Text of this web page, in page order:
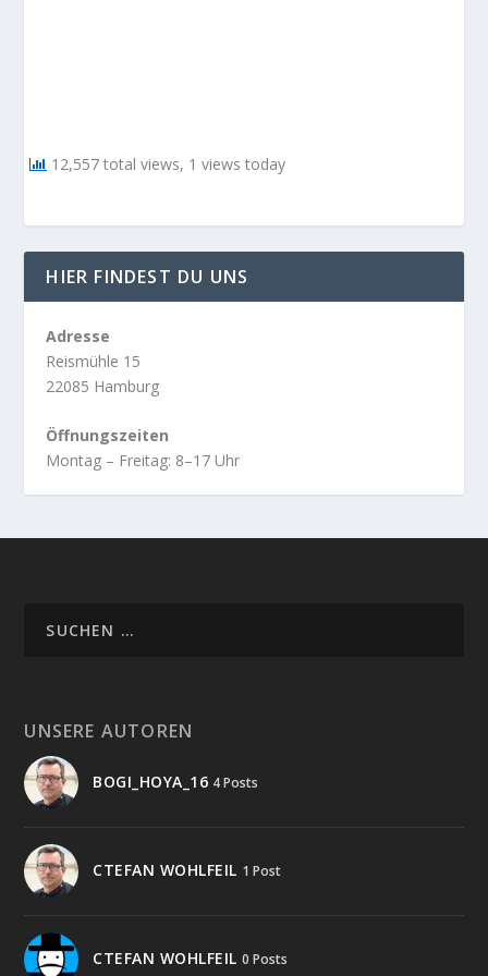
12,557 total views, 1 views today
HIER FINDEST DU UNS
Adresse
Reismühle 15
22085 Hamburg
Öffnungszeiten
Montag – Freitag: 8–17 Uhr
UNSERE AUTOREN
BOGI_HOYA_16 4 Posts
CTEFAN WOHLFEIL 1 Post
CTEFAN WOHLFEIL 0 Posts